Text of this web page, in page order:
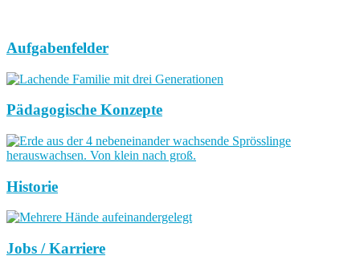
Aufgabenfelder
Pädagogische Konzepte
Historie
Jobs / Karriere